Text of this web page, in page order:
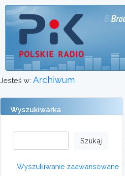
Jesteś w: Archiwum
Wyszukiwarka
Wyszukiwanie zaawansowane